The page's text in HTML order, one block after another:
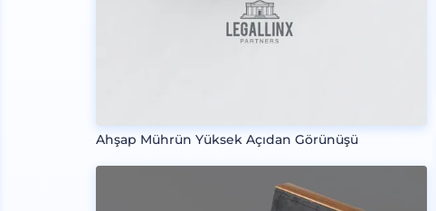
Ahşap Mührün Yüksek Açıdan Görünüşü